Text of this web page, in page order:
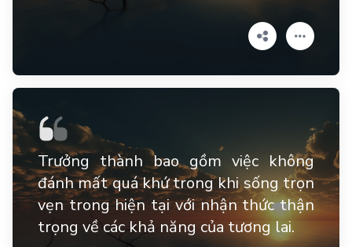
Trưởng thành bao gồm việc không
đánh mất quá khứ trong khi sống trọn
vẹn trong hiện tại với nhận thức thận
trọng về các khả năng của tương lai.